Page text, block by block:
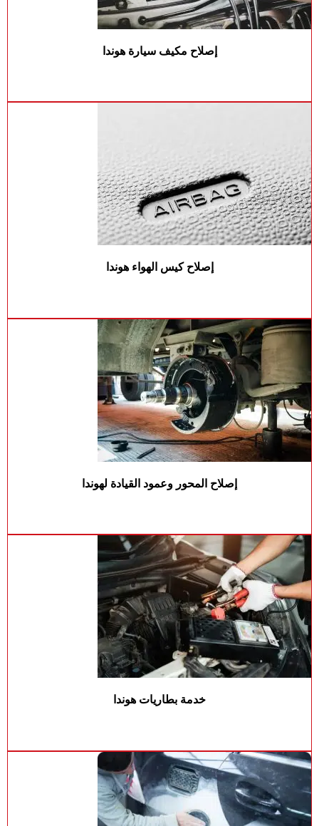
إصلاح مكيف سيارة هوندا
إصلاح كيس الهواء هوندا
إصلاح المحور وعمود القيادة لهوندا
خدمة بطاريات هوندا